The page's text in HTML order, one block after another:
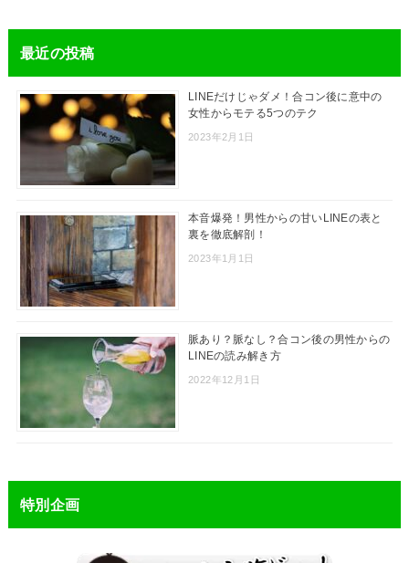
最近の投稿
LINEだけじゃダメ！合コン後に意中の
女性からモテる5つのテク
2023年2月1日
本音爆発！男性からの甘いLINEの表と
裏を徹底解剖！
2023年1月1日
脈あり？脈なし？合コン後の男性からの
LINEの読み解き方
2022年12月1日
特別企画